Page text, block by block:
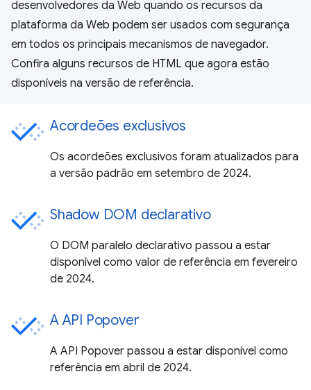
desenvolvedores da Web quando os recursos da
plataforma da Web podem ser usados com segurança
em todos os principais mecanismos de navegador.
Confira alguns recursos de HTML que agora estão
disponíveis na versão de referência.
Acordeões exclusivos
Os acordeões exclusivos foram atualizados para
a versão padrão em setembro de 2024.
Shadow DOM declarativo
O DOM paralelo declarativo passou a estar
disponível como valor de referência em fevereiro
de 2024.
A API Popover
A API Popover passou a estar disponível como
referência em abril de 2024.